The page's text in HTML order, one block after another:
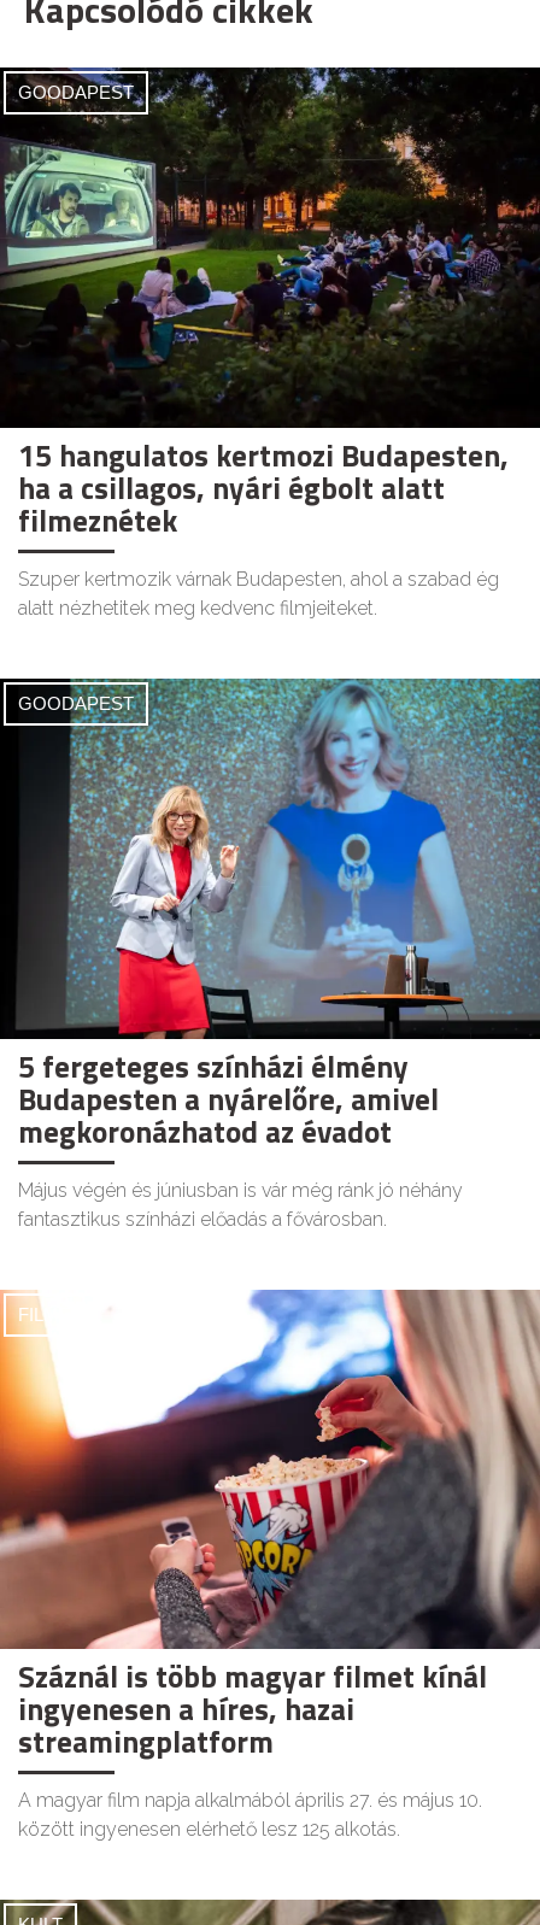
GOODAPEST
15 hangulatos kertmozi Budapesten,
ha a csillagos, nyári égbolt alatt
filmeznétek
Szuper kertmozik várnak Budapesten, ahol a szabad ég
alatt nézhetitek meg kedvenc filmjeiteket.
GOODAPEST
5 fergeteges színházi élmény
Budapesten a nyárelőre, amivel
megkoronázhatod az évadot
Május végén és júniusban is vár még ránk jó néhány
fantasztikus színházi előadás a fővárosban.
FILMEK
Száznál is több magyar filmet kínál
ingyenesen a híres, hazai
streamingplatform
A magyar film napja alkalmából április 27. és május 10.
között ingyenesen elérhető lesz 125 alkotás.